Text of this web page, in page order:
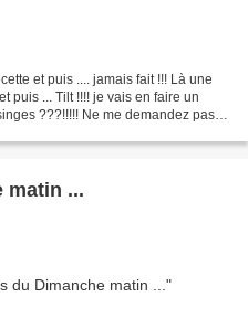
et puis .... jamais fait !!! Là une
puis ... Tilt !!!! je vais en faire un
???!!!!! Ne me demandez pas
matin ...